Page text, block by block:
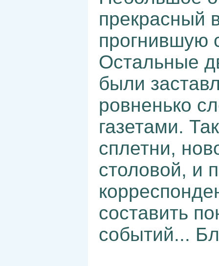
прекрасный
прогнившую
Остальные
были
ровненько
газетами.
сплетни,
столовой, и
составить
событий...